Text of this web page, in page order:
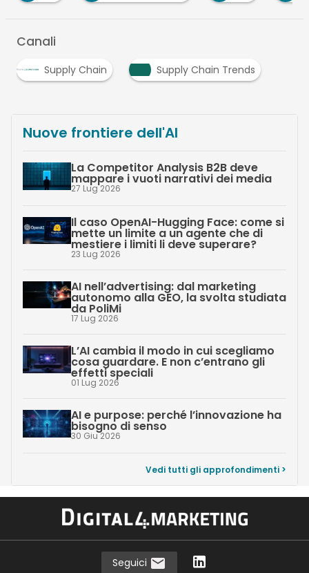
Canali
Supply Chain Supply Chain Trends
Nuove frontiere dell'AI
La Competitor Analysis B2B deve
mappare i vuoti narrativi dei media
27 Lug 2026
Il caso OpenAI-Hugging Face: come si
mette un limite a un agente che di
mestiere i limiti li deve superare?
23 Lug 2026
AI nell’advertising: dal marketing
autonomo alla GEO, la svolta studiata
da PoliMi
17 Lug 2026
L’AI cambia il modo in cui scegliamo
cosa guardare. E non c’entrano gli
effetti speciali
01 Lug 2026
AI e purpose: perché l’innovazione ha
bisogno di senso
30 Giu 2026
Vedi tutti gli approfondimenti >
Seguici